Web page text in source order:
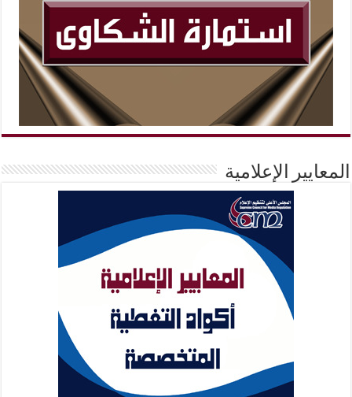
المعايير الإعلامية